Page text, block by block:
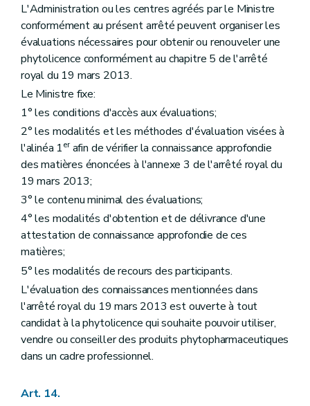
L'Administration ou les centres agréés par le Ministre
conformément au présent arrêté peuvent organiser les
évaluations nécessaires pour obtenir ou renouveler une
phytolicence conformément au chapitre 5 de l'arrêté
royal du 19 mars 2013.
Le Ministre fixe:
1° les conditions d'accès aux évaluations;
2° les modalités et les méthodes d'évaluation visées à
l'alinéa 1erafin de vérifier la connaissance approfondie
des matières énoncées à l'annexe 3 de l'arrêté royal du
19 mars 2013;
3° le contenu minimal des évaluations;
4° les modalités d'obtention et de délivrance d'une
attestation de connaissance approfondie de ces
matières;
5° les modalités de recours des participants.
L'évaluation des connaissances mentionnées dans
l'arrêté royal du 19 mars 2013 est ouverte à tout
candidat à la phytolicence qui souhaite pouvoir utiliser,
vendre ou conseiller des produits phytopharmaceutiques
dans un cadre professionnel.
Art. 14.